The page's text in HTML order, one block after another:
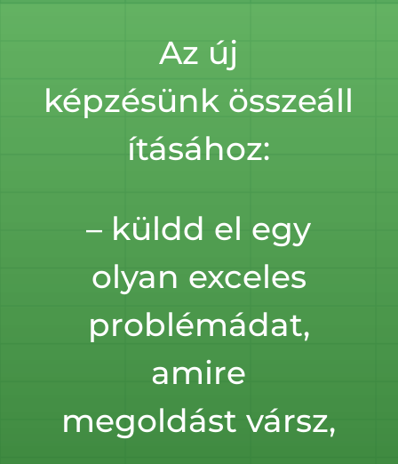
Az új
képzésünk összeáll
ításához:
– küldd el egy
olyan exceles
problémádat,
amire
megoldást vársz,